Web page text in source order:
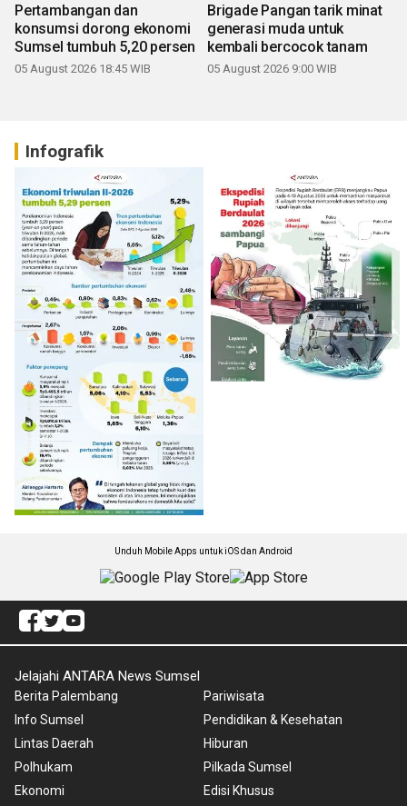
Pertambangan dan
konsumsi dorong ekonomi
Sumsel tumbuh 5,20 persen
05 August 2026 18:45 WIB
Brigade Pangan tarik minat
generasi muda untuk
kembali bercocok tanam
05 August 2026 9:00 WIB
Infografik
Unduh Mobile Apps untuk iOS dan Android
Jelajahi ANTARA News Sumsel
Berita Palembang
Info Sumsel
Lintas Daerah
Polhukam
Ekonomi
Pariwisata
Pendidikan & Kesehatan
Hiburan
Pilkada Sumsel
Edisi Khusus